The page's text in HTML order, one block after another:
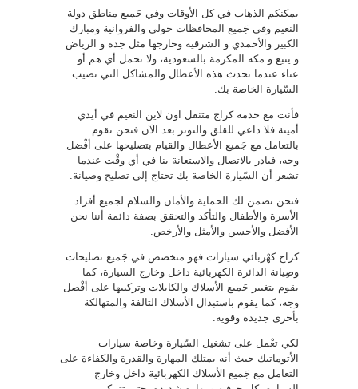
يمكنكم الذهاب في كل الأوقات وفي جَميع مناطق دولة
النعيم وفي جَميع المحافظات حولي والفروانية ومبارك
الكبير والأحمدي و الشرقيه وخارجها مثل جده و الرياض
و ينبع و مكه المكرمة بالسعودية، ولا تحمل أي هم أو
عناء عندما تحدث هذه الأعطال والمشاكل التي تصيب
السّيارة الخاصة بك.
فأنت مع خدمة كراج متنقل اون لاين النعيم في أيدي
أمينة فلا داعي للقلق والتوتر بعد الآن فنحن نقوم
بالتعامل مع جَميع الأعطال والقيام بتصليحها على أفْضل
وجه، فبادر بالاتصال والاستعانة بنا في أي وقْت عندما
تشعر أن السّيارة الخاصة بك تحتاج إلى تصليح وصيانة.
فنحن نضمن لك الحماية والأمان والسلام لجميع أفراد
الأسرة والأطفال والتأكد والتحقق بصفة دائمة أننا نحن
الأفضل والأحسن والأمثل والأرخص.
كراج كهْربائي سيارات فهو متخصص في جَميع تصليحات
وصِيانة الدائرة الكهربائية داخل وخارج السيارة، كما
يقوم بتغيير جَميع الأسلاك والكابلات وتركيبها على أفْضل
وجه، كما يقوم باستبدال الأسلاك التالفة والمتهالكة
بأخرى جديدة وقوية.
لكي تعْمل على تشغيل السّيارة وخاصة سيارات
الأتوماتيك حيث أنه يمتلك المهارة والقدرة والكفاءة على
التعامل مع جَميع الأسلاك الكهربائية داخل وخارج